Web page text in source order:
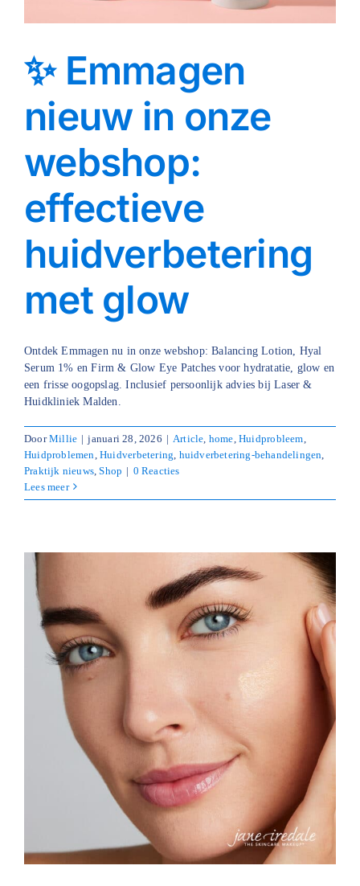
✨ Emmagen
nieuw in onze
webshop:
effectieve
huidverbetering
met glow
Ontdek Emmagen nu in onze webshop: Balancing Lotion, Hyal
Serum 1% en Firm & Glow Eye Patches voor hydratatie, glow en
een frisse oogopslag. Inclusief persoonlijk advies bij Laser &
Huidkliniek Malden.
DoorMillie | januari 28, 2026 | Article home ,Huidprobleem
Huidproblemen ,Huidverbetering huidverbetering-behandelingen
Praktijk nieuws ,Shop | 0 Reacties
Lees meer